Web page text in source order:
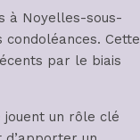
à Noyelles-sous-
Cette
par le biais
un rôle clé